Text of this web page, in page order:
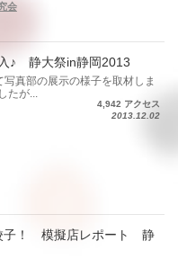
会
♪ 静大祭in静岡2013
真部の展示の様子を取材しま
たが...
4,942 アクセス
2013.12.02
子！ 模擬店レポート 静